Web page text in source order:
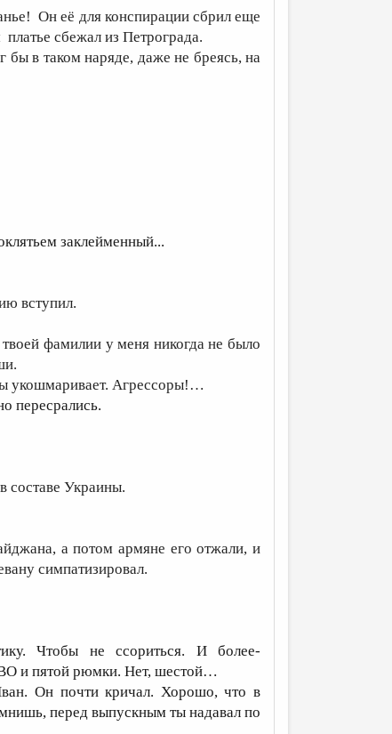
Он её для конспирации сбрил еще
сбежал из Петрограда.
бы в таком наряде, даже не бреясь, на
заклейменный...
вступил.
фамилии у меня никогда не было
укошмаривает. Агрессоры!…
пересрались.
Украины.
а потом армяне его отжали, и
симпатизировал.
Чтобы не ссориться. И более-
и пятой рюмки. Нет, шестой…
Он почти кричал. Хорошо, что в
перед выпускным ты надавал по